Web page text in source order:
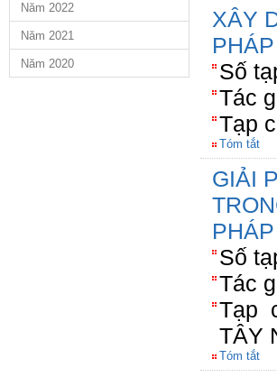
Năm 2022
Năm 2021
Năm 2020
XÂY
Số
Tác
Tạp
Tóm tắt
GIẢI
Số
Tác
Tạp
TÂY
Tóm tắt